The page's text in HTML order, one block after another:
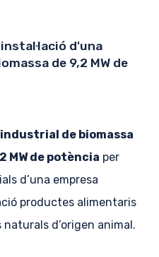
d'una
de 9,2 MW de
de biomassa
MW de potència per
d’una empresa
productes alimentaris
d’origen animal.